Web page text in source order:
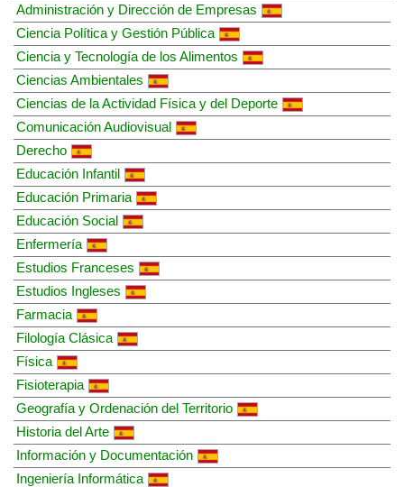
Administración y Dirección de Empresas
Ciencia Política y Gestión Pública
Ciencia y Tecnología de los Alimentos
Ciencias Ambientales
Ciencias de la Actividad Física y del Deporte
Comunicación Audiovisual
Derecho
Educación Infantil
Educación Primaria
Educación Social
Enfermería
Estudios Franceses
Estudios Ingleses
Farmacia
Filología Clásica
Física
Fisioterapia
Geografía y Ordenación del Territorio
Historia del Arte
Información y Documentación
Ingeniería Informática